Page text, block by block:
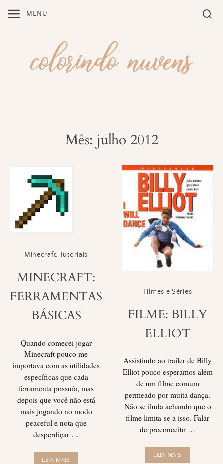
MENU
Mês: julho 2012
Minecraft, Tutoriais
MINECRAFT:
FERRAMENTAS
BÁSICAS
Quando comecei jogar
Minecraft pouco me
importava com as utilidades
específicas que cada
ferramenta possuía, mas
depois que você não está
mais jogando no modo
peaceful e nota que
desperdiçar …
LEIA MAIS
Filmes e Séries
FILME: BILLY
ELLIOT
Assistindo ao trailer de Billy
Elliot pouco esperamos além
de um filme comum
permeado por muita dança.
Não se iluda achando que o
filme limita-se a isso. Falar
de preconceito …
LEIA MAIS